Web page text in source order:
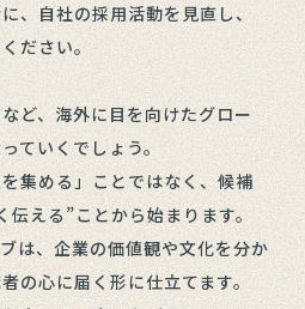
、自社の採用活動を見直し、
ださい。
ど、海外に目を向けたグロー
ていくでしょう。
集める」ことではなく、候補
伝える”ことから始まります。
は、企業の価値観や文化を分か
の心に届く形に仕立てます。